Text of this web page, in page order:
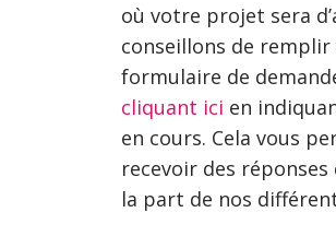
où votre projet sera
conseillons de
formulaire de
cliquant ici en
en cours. Cela vous
recevoir des
la part de nos